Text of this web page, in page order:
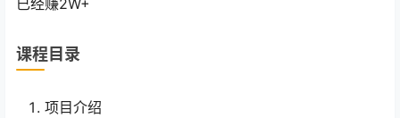
已经赚2W+
课程目录
项目介绍